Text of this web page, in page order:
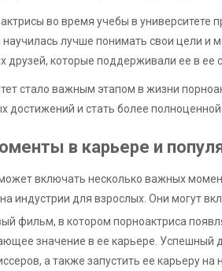
во время учебы в университете
лучше понимать свои цели и
друзей, которые поддерживали ее в
стало важным этапом в жизни
достижений и стать более полноценной
в карьере и
включать несколько важных
индустрии для взрослых. Они могут
фильм, в котором порноактриса
значение в ее карьере. Успешный
а также запустить ее карьеру на